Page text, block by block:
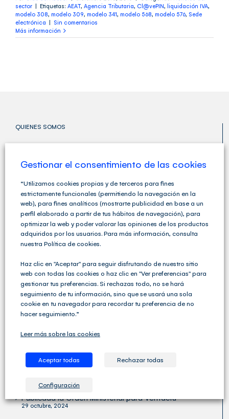
sector | Etiquetas: AEAT, Agencia Tributaria, Cl@vePIN, liquidación IVA,
modelo 308, modelo 309, modelo 341, modelo 568, modelo 576, Sede
electrónica | Sin comentarios
Más información
QUIENES SOMOS
Cegid Club del Asesor no solo ofrece soluciones de
Gestión Fiscal, Contable y Laboral completas sino que
va un paso más allá y ofrece una amplia variedad de
servicios para las Asesorías y los Despachos
Profesionales.
Publicada la Orden Ministerial para Verifactu
29 octubre, 2024
Gestionar el consentimiento de las cookies
“Utilizamos cookies propias y de terceros para fines
estrictamente funcionales (permitiendo la navegación en la
web), para fines analíticos (mostrarte publicidad en base a un
perfil elaborado a partir de tus hábitos de navegación), para
optimizar la web y poder valorar las opiniones de los productos
adquiridos por los usuarios. Para más información, consulta
nuestra Política de cookies.
Haz clic en "Aceptar" para seguir disfrutando de nuestro sitio
web con todas las cookies o haz clic en "Ver preferencias" para
gestionar tus preferencias. Si rechazas todo, no se hará
seguimiento de tu información, sino que se usará una sola
cookie en tu navegador para recordar tu preferencia de no
hacer seguimiento.”
Leer más sobre las cookies
Aceptar todas Rechazar todas
Configuración